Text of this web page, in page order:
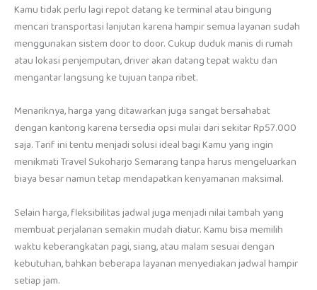
Kamu tidak perlu lagi repot datang ke terminal atau bingung
mencari transportasi lanjutan karena hampir semua layanan sudah
menggunakan sistem door to door. Cukup duduk manis di rumah
atau lokasi penjemputan, driver akan datang tepat waktu dan
mengantar langsung ke tujuan tanpa ribet.
Menariknya, harga yang ditawarkan juga sangat bersahabat
dengan kantong karena tersedia opsi mulai dari sekitar Rp57.000
saja. Tarif ini tentu menjadi solusi ideal bagi Kamu yang ingin
menikmati Travel Sukoharjo Semarang tanpa harus mengeluarkan
biaya besar namun tetap mendapatkan kenyamanan maksimal.
Selain harga, fleksibilitas jadwal juga menjadi nilai tambah yang
membuat perjalanan semakin mudah diatur. Kamu bisa memilih
waktu keberangkatan pagi, siang, atau malam sesuai dengan
kebutuhan, bahkan beberapa layanan menyediakan jadwal hampir
setiap jam.